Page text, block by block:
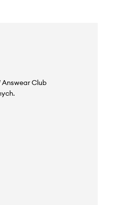
Answear Club